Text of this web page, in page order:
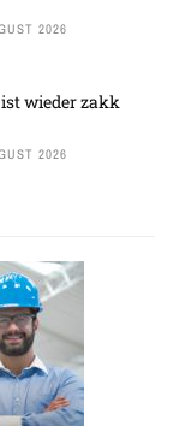
2026
wieder zakk
2026